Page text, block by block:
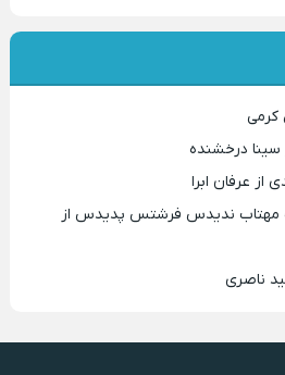
کرمی
سینا درخشنده
از عرفان ابرا
مهتاب ندیدس فرشتس پدیدس از